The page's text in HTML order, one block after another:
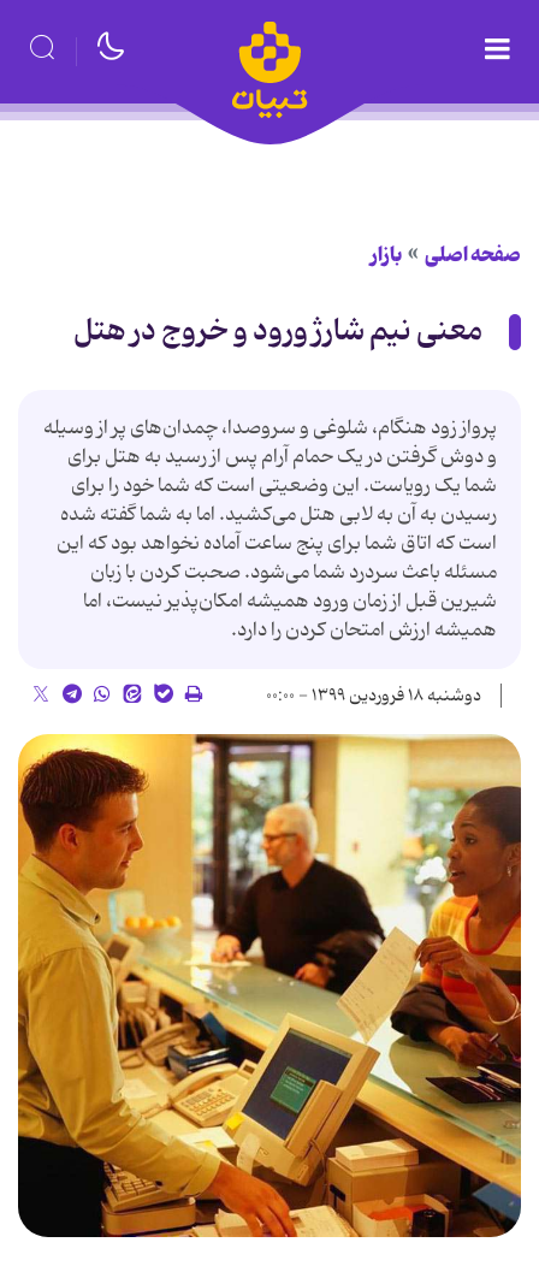
صفحه اصلی بازار
معنی نیم شارژ ورود و خروج در هتل
پرواز زود هنگام، شلوغی و سروصدا، چمدان‌های پر از وسیله
و دوش گرفتن در یک حمام آرام پس از رسید به هتل برای
شما یک رویاست. این وضعیتی است که شما خود را برای
رسیدن به آن به لابی هتل می‌کشید. اما به شما گفته شده
است که اتاق شما برای پنج ساعت آماده نخواهد بود که این
مسئله باعث سردرد شما می‌شود. صحبت کردن با زبان
شیرین قبل از زمان ورود همیشه امکان‌پذیر نیست، اما
همیشه ارزش امتحان کردن را دارد.
دوشنبه ۱۸ فروردین ۱۳۹۹ - ۰۰:۰۰